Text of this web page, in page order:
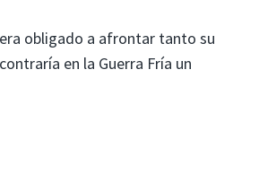
obligado a afrontar tanto su
en la Guerra Fría un